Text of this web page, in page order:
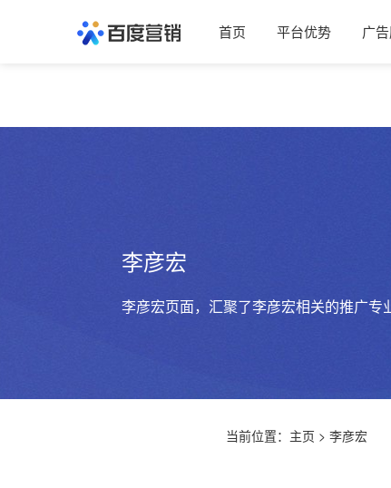
首页 平台优势 广
李彦宏
李彦宏页面，汇聚了李彦宏相关的推广
当前位置： 主页 > 李彦宏